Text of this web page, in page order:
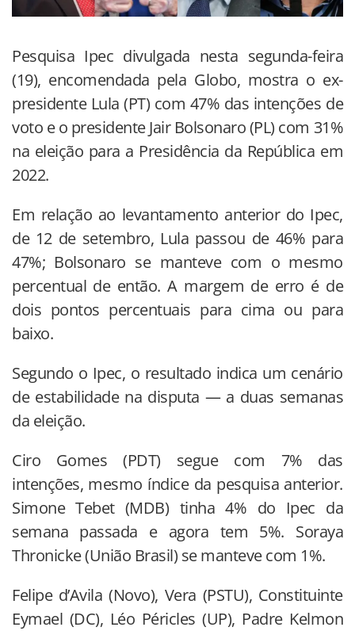
Pesquisa Ipec divulgada nesta segunda-feira
(19), encomendada pela Globo, mostra o ex-
presidente Lula (PT) com 47% das intenções de
voto e o presidente Jair Bolsonaro (PL) com 31%
na eleição para a Presidência da República em
2022.
Em relação ao levantamento anterior do Ipec,
de 12 de setembro, Lula passou de 46% para
47%; Bolsonaro se manteve com o mesmo
percentual de então. A margem de erro é de
dois pontos percentuais para cima ou para
baixo.
Segundo o Ipec, o resultado indica um cenário
de estabilidade na disputa — a duas semanas
da eleição.
Ciro Gomes (PDT) segue com 7% das
intenções, mesmo índice da pesquisa anterior.
Simone Tebet (MDB) tinha 4% do Ipec da
semana passada e agora tem 5%. Soraya
Thronicke (União Brasil) se manteve com 1%.
Felipe d’Avila (Novo), Vera (PSTU), Constituinte
Eymael (DC), Léo Péricles (UP), Padre Kelmon